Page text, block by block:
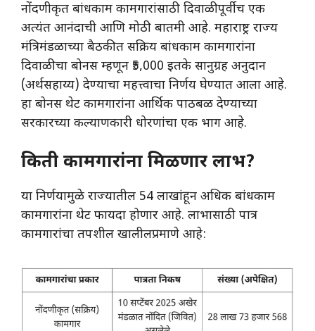
नोंदणीकृत बांधकाम कामगारांसाठी दिवाळीपूर्वीच एक
अत्यंत आनंदाची आणि मोठी बातमी आहे. महाराष्ट्र राज्य
मंत्रिमंडळाच्या बैठकीत सक्रिय बांधकाम कामगारांना
दिवाळीचा बोनस म्हणून ₹5,000 इतके सानुग्रह अनुदान
(अर्थसहाय्य) देण्याचा महत्त्वाचा निर्णय घेण्यात आला आहे.
हा बोनस थेट कामगारांना आर्थिक पाठबळ देण्याच्या
सरकारच्या कल्याणकारी धोरणांचा एक भाग आहे.
किती कामगारांना मिळणार लाभ?
या निर्णयामुळे राज्यातील 54 लाखांहून अधिक बांधकाम
कामगारांना थेट फायदा होणार आहे. लाभासाठी पात्र
कामगारांचा तपशील खालीलप्रमाणे आहे: